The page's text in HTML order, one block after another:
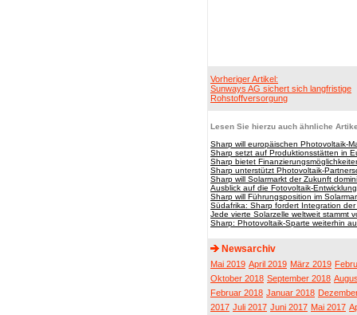
Vorheriger Artikel:
Sunways AG sichert sich langfristige
Rohstoffversorgung
Lesen Sie hierzu auch ähnliche
Sharp will europäischen Photovoltaik-
Sharp setzt auf Produktionsstätten in
Sharp bietet
Sharp unterstützt Photovoltaik-
Sharp will Solarmarkt der Zukunft
Ausblick auf die Fotovoltaik-
Sharp will Führungsposition im
Südafrika: Sharp fordert Integration
Jede vierte Solarzelle weltweit stammt
Sharp: Photovoltaik-Sparte weiterhin
Newsarchiv
Mai 2019 April 2019 März 2019
Oktober 2018 September 2018
Februar 2018 Januar 2018
2017 Juli 2017 Juni 2017 Mai 2017